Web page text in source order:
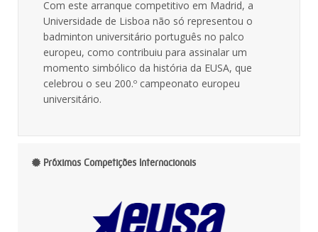
Com este arranque competitivo em Madrid, a
Universidade de Lisboa não só representou o
badminton universitário português no palco
europeu, como contribuiu para assinalar um
momento simbólico da história da EUSA, que
celebrou o seu 200.º campeonato europeu
universitário.
Próximas Competições Internacionais